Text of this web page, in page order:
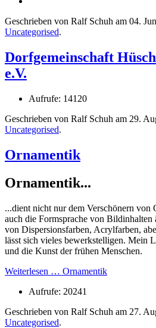
Geschrieben von Ralf Schuh am 04.
Uncategorised.
Dorfgemeinschaft
e.V.
Aufrufe: 14120
Geschrieben von Ralf Schuh am 29.
Uncategorised.
Ornamentik
Ornamentik...
...dient nicht nur dem Verschönern von
auch die Formsprache von
von Dispersionsfarben, Acrylfarben,
lässt sich vieles bewerkstelligen. Mein
und die Kunst der frühen Menschen.
Weiterlesen … Ornamentik
Aufrufe: 20241
Geschrieben von Ralf Schuh am 27.
Uncategorised.